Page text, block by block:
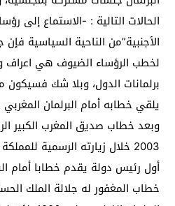
الحالات التالية : -الاستماع إلى
الأجنبية”من الناحية السياسية فإن
لخطب الرؤساء الضيوف هي اعراف
برلمانات الدول، وبلا شك
يلقي خطابه أمام البرلمان
وبعد خطاب صديق المغرب الكبير
2003 خلال زيارته الرسمية
أول رئيس دولة يقدم خطابا أمام
خطاب المغفور له جلالة الملك